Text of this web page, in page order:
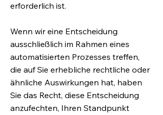
erforderlich ist.
Wenn wir eine Entscheidung
ausschließlich im Rahmen eines
automatisierten Prozesses treffen,
die auf Sie erhebliche rechtliche oder
ähnliche Auswirkungen hat, haben
Sie das Recht, diese Entscheidung
anzufechten, Ihren Standpunkt